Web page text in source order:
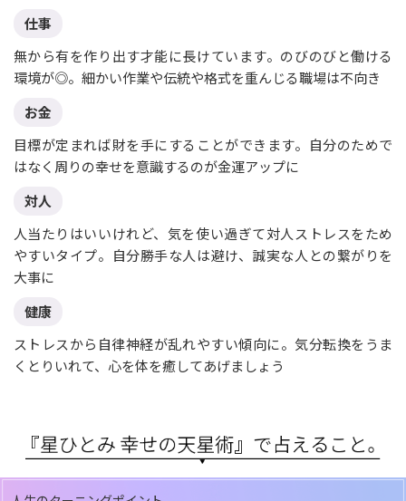
仕事
無から有を作り出す才能に長けています。のびのびと働ける
環境が◎。細かい作業や伝統や格式を重んじる職場は不向き
お金
目標が定まれば財を手にすることができます。自分のためで
はなく周りの幸せを意識するのが金運アップに
対人
人当たりはいいけれど、気を使い過ぎて対人ストレスをため
やすいタイプ。自分勝手な人は避け、誠実な人との繋がりを
大事に
健康
ストレスから自律神経が乱れやすい傾向に。気分転換をうま
くとりいれて、心を体を癒してあげましょう